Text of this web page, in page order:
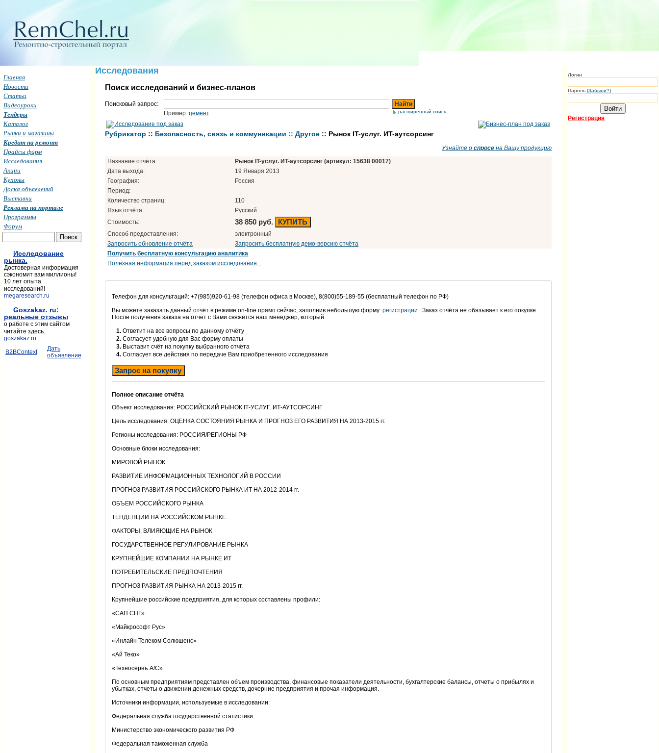
Исследования
Поиск исследований и бизнес-планов
Поисковый запрос:
Найти
Пример: цемент расширенный поиск
Рубрикатор :: Безопасность, связь и коммуникации :: Другое :: Рынок IT-услуг. ИT-аутсорсинг
Узнайте о спросе на Вашу продукцию
Название отчёта:
Рынок IT-услуг. ИT-аутсорсинг (артикул: 15638 00017)
Дата выхода:
19 Января 2013
География:
Россия
Период:
Количество страниц:
110
Язык отчёта:
Русский
Стоимость:
38 850 руб. КУПИТЬ
Способ предоставления:
электронный
Запросить обновление отчёта
Запросить бесплатную демо-версию отчёта
Получить бесплатную консультацию аналитика
Полезная информация перед заказом исследования...
Телефон для консультаций: +7(985)920-61-98 (телефон офиса в Москве), 8(800)55-189-55 (бесплатный телефон по РФ)
Вы можете заказать данный отчёт в режиме on-line прямо сейчас, заполнив небольшую форму регистрации. Заказ отчёта не обязывает к его покупке.
После получения заказа на отчёт с Вами свяжется наш менеджер, который:
1. Ответит на все вопросы по данному отчёту
2. Согласует удобную для Вас форму оплаты
3. Выставит счёт на покупку выбранного отчёта
4. Согласует все действия по передаче Вам приобретенного исследования
Запрос на покупку
Полное описание отчёта
Объект исследования: РОССИЙСКИЙ РЫНОК IТ-УСЛУГ. ИТ-АУТСОРСИНГ
Цель исследования: ОЦЕНКА СОСТОЯНИЯ РЫНКА И ПРОГНОЗ ЕГО РАЗВИТИЯ НА 2013-2015 гг.
Регионы исследования: РОССИЯ/РЕГИОНЫ РФ
Основные блоки исследования:
МИРОВОЙ РЫНОК
РАЗВИТИЕ ИНФОРМАЦИОННЫХ ТЕХНОЛОГИЙ В РОССИИ
ПРОГНОЗ РАЗВИТИЯ РОССИЙСКОГО РЫНКА ИТ НА 2012-2014 гг.
ОБЪЕМ РОССИЙСКОГО РЫНКА
ТЕНДЕНЦИИ НА РОССИЙСКОМ РЫНКЕ
ФАКТОРЫ, ВЛИЯЮЩИЕ НА РЫНОК
ГОСУДАРСТВЕННОЕ РЕГУЛИРОВАНИЕ РЫНКА
КРУПНЕЙШИЕ КОМПАНИИ НА РЫНКЕ ИТ
ПОТРЕБИТЕЛЬСКИЕ ПРЕДПОЧТЕНИЯ
ПРОГНОЗ РАЗВИТИЯ РЫНКА НА 2013-2015 гг.
Крупнейшие российские предприятия, для которых составлены профили:
«САП СНГ»
«Майкрософт Рус»
«Инлайн Телеком Солюшенс»
«Ай Теко»
«Техносервъ А/С»
По основным предприятиям представлен объем производства, финансовые показатели деятельности, бухгалтерские балансы, отчеты о прибылях и
убытках, отчеты о движении денежных средств, дочерние предприятия и прочая информация.
Источники информации, используемые в исследовании:
Федеральная служба государственной статистики
Министерство экономического развития РФ
Федеральная таможенная служба
Главная
Новости
Статьи
Видеоуроки
Тендеры
Каталог
Рынки и магазины
Кредит на ремонт
Прайсы фирм
Исследования
Акции
Купоны
Доска объявлений
Выставки
Реклама на портале
Программы
Форум
Исследование
рынка.
Достоверная информация
сэкономит вам миллионы!
10 лет опыта
исследований!
megaresearch.ru
Goszakaz. ru:
реальные отзывы
о работе с этим сайтом
читайте здесь.
goszakaz.ru
B2BContext
Дать
объявление
Логин
Пароль (Забыли?)
Регистрация